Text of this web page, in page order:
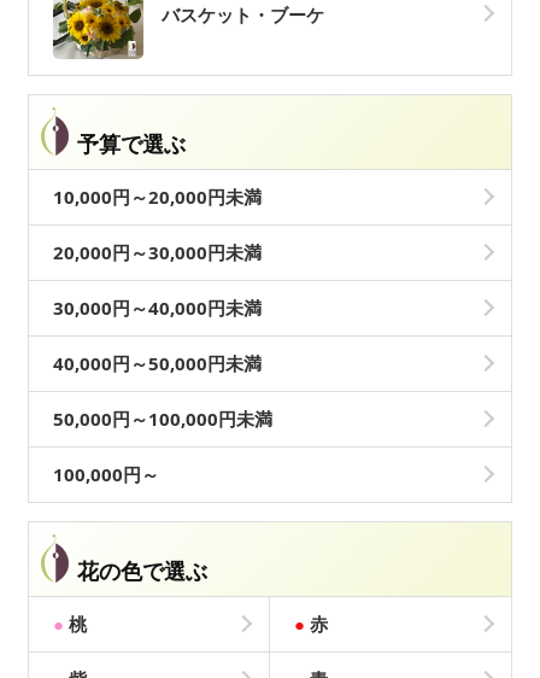
バスケット・ブーケ
予算で選ぶ
10,000円～20,000円未満
20,000円～30,000円未満
30,000円～40,000円未満
40,000円～50,000円未満
50,000円～100,000円未満
100,000円～
花の色で選ぶ
● 桃 ● 赤